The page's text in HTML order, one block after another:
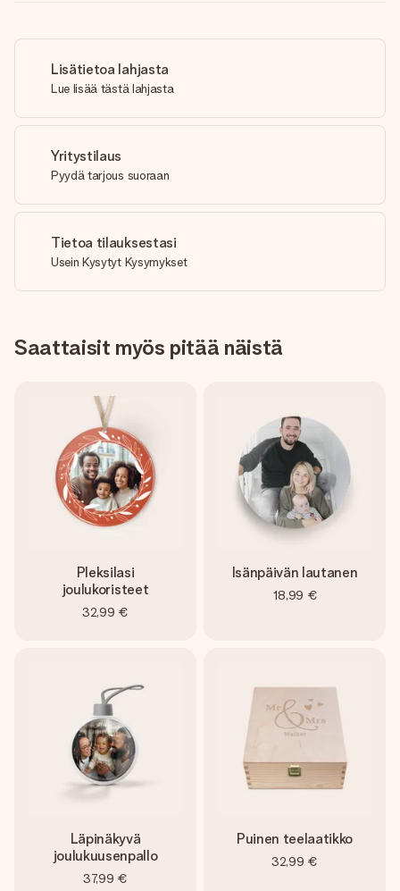
Lisätietoa lahjasta
Lue lisää tästä lahjasta
Yritystilaus
Pyydä tarjous suoraan
Tietoa tilauksestasi
Usein Kysytyt Kysymykset
Saattaisit myös pitää näistä
Pleksilasi
joulukoristeet
32,99 €
Isänpäivän lautanen
18,99 €
Läpinäkyvä
joulukuusenpallo
37,99 €
Puinen teelaatikko
32,99 €